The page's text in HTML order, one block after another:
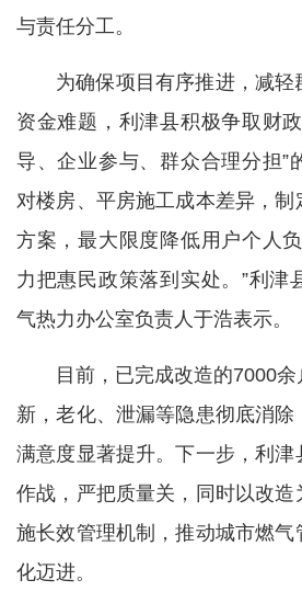
与责任分工。
为确保项目有序推进，减
资金难题，利津县积极争取财
导、企业参与、群众合理分担”
对楼房、平房施工成本差异，制
方案，最大限度降低用户个人
力把惠民政策落到实处。”利津
气热力办公室负责人于浩表示。
目前，已完成改造的7000
新，老化、泄漏等隐患彻底消除
满意度显著提升。下一步，利津
作战，严把质量关，同时以改造
施长效管理机制，推动城市燃气
化迈进。